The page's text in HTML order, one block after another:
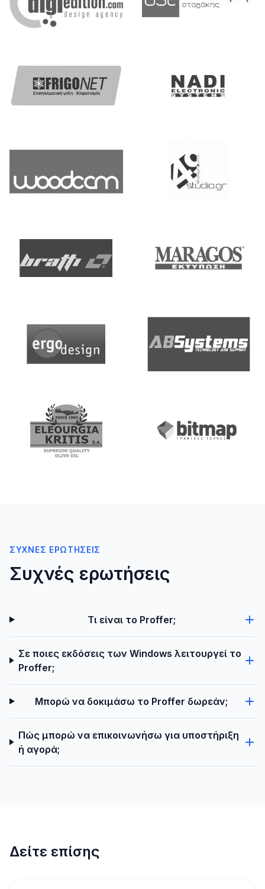
ΣΥΧΝΈΣ ΕΡΩΤΉΣΕΙΣ
Συχνές ερωτήσεις
Τι είναι το Proffer;
Σε ποιες εκδόσεις των Windows λειτουργεί το
Proffer;
Μπορώ να δοκιμάσω το Proffer δωρεάν;
Πώς μπορώ να επικοινωνήσω για υποστήριξη
ή αγορά;
Δείτε επίσης